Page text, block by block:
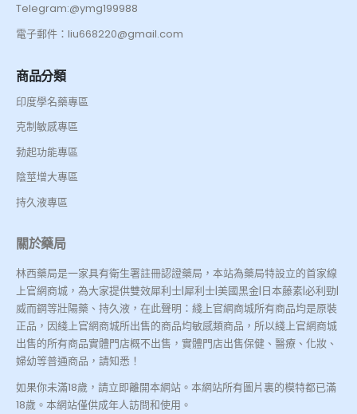
Telegram:@ymg199988
電子郵件：liu668220@gmail.com
商品分類
印度學名藥專區
克制敏感專區
勃起功能專區
陰莖增大專區
持久液專區
關於藥局
林西藥局是一家具有衛生署註冊認證藥局，本站為藥局特設立的首家線
上官網商城，為大家提供雙效犀利士|犀利士|美國黑金|日本藤素|必利勁|
威而鋼等壯陽藥、持久液，在此聲明：綫上官網商城所有商品均是原裝
正品，因綫上官網商城所出售的商品均敏感類商品，所以綫上官網商城
出售的所有商品實體門店概不出售，實體門店出售保健、醫療、化妝、
婦幼等普通商品，請知悉！
如果你未滿18歲，請立即離開本網站。本網站所有圖片裏的模特都已滿
18歲。本網站僅供成年人訪問和使用。